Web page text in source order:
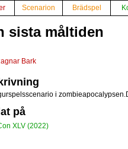
Scenarion Brädspel
sista måltiden
Bark
i
på
XLV (2022)